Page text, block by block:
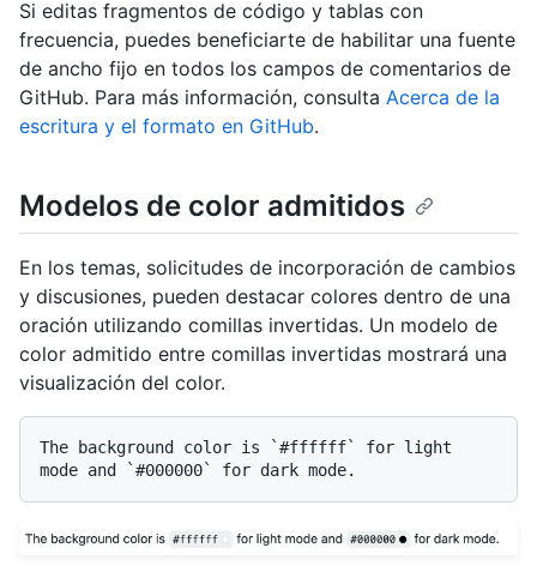
Si editas fragmentos de código y tablas con
frecuencia, puedes beneficiarte de habilitar una fuente
de ancho fijo en todos los campos de comentarios de
GitHub. Para más información, consulta Acerca de la
escritura y el formato en GitHub.
Modelos de color admitidos
En los temas, solicitudes de incorporación de cambios
y discusiones, pueden destacar colores dentro de una
oración utilizando comillas invertidas. Un modelo de
color admitido entre comillas invertidas mostrará una
visualización del color.
The background color is `#ffffff`
for light
mode and
`#000000`